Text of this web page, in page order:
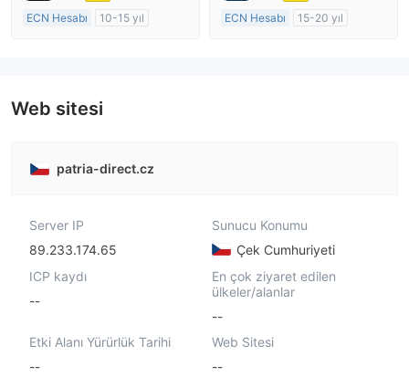
ECN Hesabı
10-15 yıl
ECN Hesabı
15-20 yıl
Web sitesi
patria-direct.cz
Server IP
89.233.174.65
Sunucu Konumu
Çek Cumhuriyeti
ICP kaydı
--
En çok ziyaret edilen
ülkeler/alanlar
--
Etki Alanı Yürürlük Tarihi
--
Web Sitesi
--